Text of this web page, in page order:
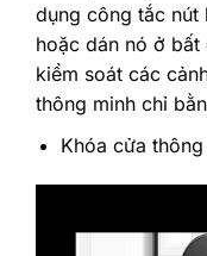
dụng công tắc
hoặc dán nó ở
kiểm soát các
thông minh chỉ
‎Khóa cửa